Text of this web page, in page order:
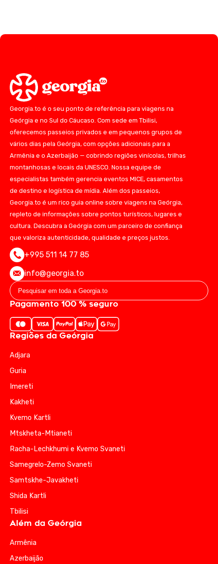
Georgia.to é o seu ponto de referência para viagens na
Geórgia e no Sul do Cáucaso. Com sede em Tbilisi,
oferecemos passeios privados e em pequenos grupos de
vários dias pela Geórgia, com opções adicionais para a
Armênia e o Azerbaijão — cobrindo regiões vinícolas, trilhas
montanhosas e locais da UNESCO. Nossa equipe de
especialistas também gerencia eventos MICE, casamentos
de destino e logística de mídia. Além dos passeios,
Georgia.to é um rico guia online sobre viagens na Geórgia,
repleto de informações sobre pontos turísticos, lugares e
cultura. Descubra a Geórgia com um parceiro de confiança
que valoriza autenticidade, qualidade e preços justos.
+995 511 14 77 85
info@georgia.to
Pagamento 100 % seguro
Regiões da Geórgia
Adjara
Guria
Imereti
Kakheti
Kvemo Kartli
Mtskheta-Mtianeti
Racha-Lechkhumi e Kvemo Svaneti
Samegrelo-Zemo Svaneti
Samtskhe-Javakheti
Shida Kartli
Tbilisi
Além da Geórgia
Armênia
Azerbaijão